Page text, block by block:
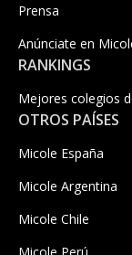
Prensa
Anúnciate en
RANKINGS
Mejores colegios
OTROS PAÍSES
Micole España
Micole Argentina
Micole Chile
Micole Perú